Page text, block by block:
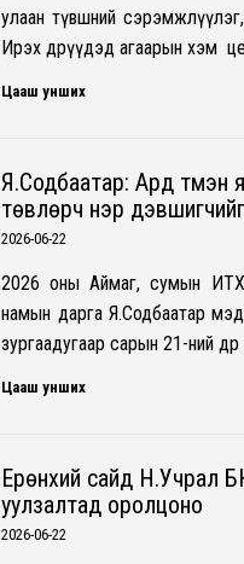
улаан түвшний
Ирэх өдрүүдэд агаарын хэм
Цааш унших
Я.Содбаатар: Ард түмэн
төвлөрч нэр
2026-06-22
2026 оны Аймаг, сумын ИТХ-
намын дарга Я.Содбаатар
зургаадугаар сарын 21-ний өдөр
Цааш унших
Ерөнхий сайд Н.Учрал
уулзалтад оролцоно
2026-06-22